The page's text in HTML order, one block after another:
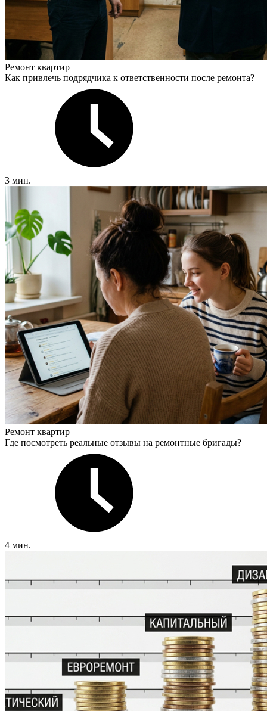
Ремонт квартир
Как привлечь подрядчика к ответственности после ремонта?
3 мин.
Ремонт квартир
Где посмотреть реальные отзывы на ремонтные бригады?
4 мин.